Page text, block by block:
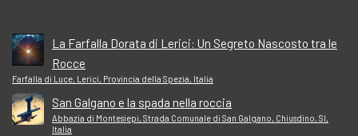
La Farfalla Dorata di Lerici: Un Segreto Nascosto tra le
Rocce
Farfalla di Luce, Lerici, Provincia della Spezia, Italia
San Galgano e la spada nella roccia
Abbazia di Montesiepi, Strada Comunale di San Galgano, Chiusdino, SI,
Italia